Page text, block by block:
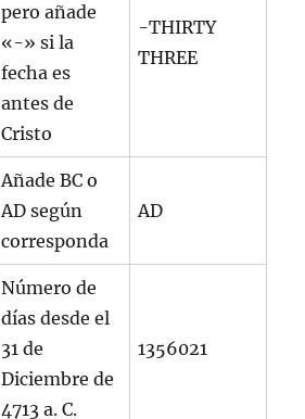
pero añade
«-» si la
fecha es
antes de
Cristo
-THIRTY
THREE
Añade BC o
AD según
corresponda
AD
Número de
días desde el
31 de
Diciembre de
4713 a. C.
1356021